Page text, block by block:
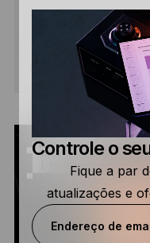
Controle o
Fique a par
atualizações e
Endereço de